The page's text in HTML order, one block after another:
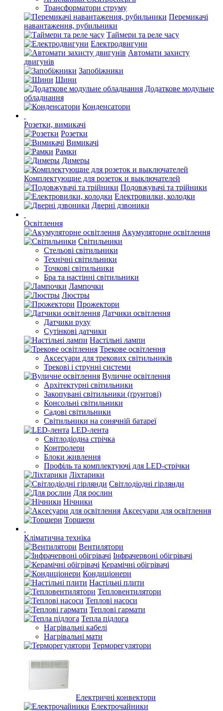
Трансформатори струму
Перемикачі
навантаження, рубильники
Таймери та реле часу
Електродвигуни
Автомати захисту
двигунів
Запобіжники
Шини
Додаткове модульне
обладнання
Конденсатори
Розетки, вимикачі
Розетки
Вимикачі
Рамки
Димеры
Комплектующие для розеток и выключателей
Подовжувачі та трійники
Електровилки, колодки
Дверні дзвоники
Освітлення
Акумуляторне освітлення
Світильники
Стельові світильники
Технічні світильники
Точкові світильники
Бра та настінні світильники
Лампочки
Люстры
Прожектори
Датчики освітлення
Датчики руху
Сутінкові датчики
Настільні лампи
Трекове освітлення
Аксесуари для трекових світильників
Трекові і струнні системи
Вуличне освітлення
Архітектурні світильники
Закопувані світильники (ґрунтові)
Консольні світильники
Садові світильники
Світильники на сонячній батареї
LED-лента
Світлодіодна стрічка
Контролери
Блоки живлення
Профіль та комплектуючі для LED-стрічки
Ліхтарики
Світлодіодні гірлянди
Для рослин
Нічники
Аксесуари для освітлення
Торшери
Кліматична техніка
Вентилятори
Інфрачервоні обігрівачі
Керамічні обігрівачі
Кондиціонери
Настільні плити
Тепловентилятори
Теплові насоси
Теплові гармати
Тепла підлога
Нагрівальні кабелі
Нагрівальні мати
Терморегулятори
Електричні конвектори
Електрочайники